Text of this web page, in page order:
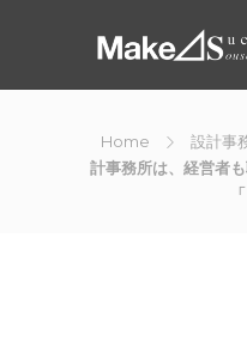
Home 設計事
計事務所は、経営者